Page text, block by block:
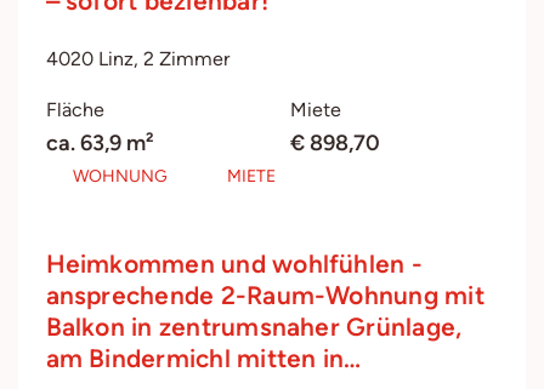
4020 Linz, 2 Zimmer
Fläche
ca. 63,9 m²
Miete
€ 898,70
WOHNUNG MIETE
Heimkommen und wohlfühlen -
ansprechende 2-Raum-Wohnung mit
Balkon in zentrumsnaher Grünlage,
am Bindermichl mitten in…